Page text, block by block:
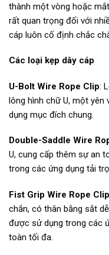
thành một vòng hoặc
rất quan trọng đối với
cáp luôn cố định chắc
Các loại kẹp dây cáp
U-Bolt Wire Rope Clip:
lông hình chữ U, một yên
dụng mục đích chung.
Double-Saddle Wire
U, cung cấp thêm sự an
trong các ứng dụng tải
Fist Grip Wire Rope Clip
chắn, có thân bằng sắt
được sử dụng trong các
toàn tối đa.